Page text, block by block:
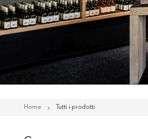
Home Tutti i prodotti